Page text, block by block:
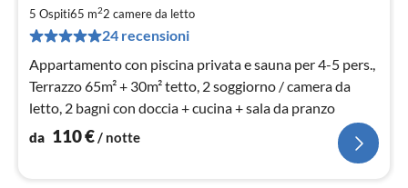
5 Ospiti65 m22 camere da letto
24 recensioni
Appartamento con piscina privata e sauna per 4-5 pers.,
Terrazzo 65m² + 30m² tetto, 2 soggiorno / camera da
letto, 2 bagni con doccia + cucina + sala da pranzo
da 110€/ notte